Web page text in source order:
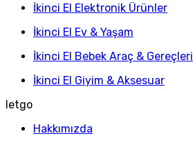
İkinci El Elektronik Ürünler
İkinci El Ev & Yaşam
İkinci El Bebek Araç & Gereçleri
İkinci El Giyim & Aksesuar
letgo
Hakkımızda